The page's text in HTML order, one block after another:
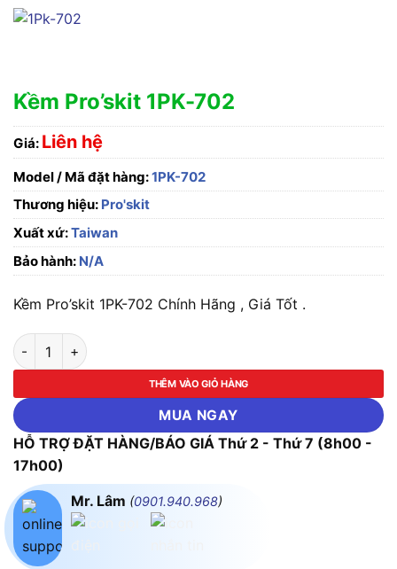
Kềm Pro’skit 1PK-702
Giá: Liên hệ
Model / Mã đặt hàng:1PK-702
Thương hiệu: Pro'skit
Xuất xứ:Taiwan
Bảo hành: N/A
Kềm Pro’skit 1PK-702 Chính Hãng , Giá Tốt .
Kềm Pro'skit 1PK-702 số lượng
THÊM VÀO GIỎ HÀNG
MUA NGAY
HỖ TRỢ ĐẶT HÀNG/BÁO GIÁ Thứ 2 - Thứ 7 (8h00 -
17h00)
Mr. Lâm (0901.940.968)